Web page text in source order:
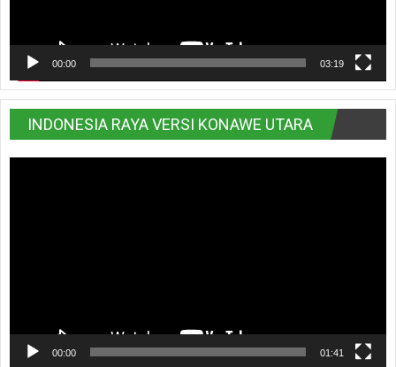
00:00 03:19
INDONESIA RAYA VERSI KONAWE UTARA
00:00 01:41